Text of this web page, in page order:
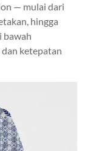
— mulai dari
hingga
bawah
ketepatan